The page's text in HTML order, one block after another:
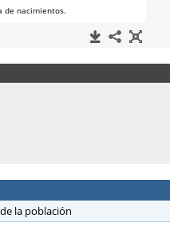
la población